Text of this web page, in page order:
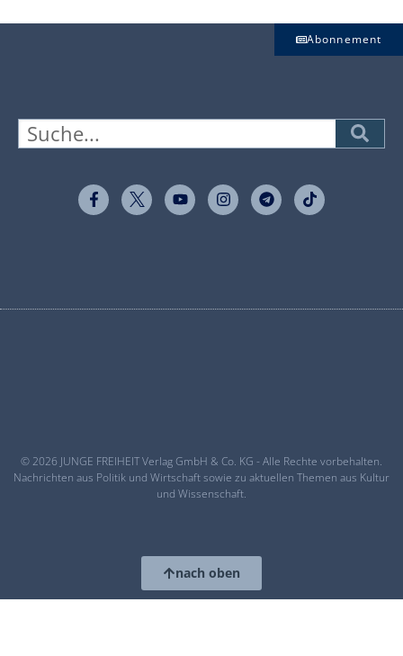
Abonnement
© 2026 JUNGE FREIHEIT Verlag GmbH & Co. KG - Alle Rechte vorbehalten.
Nachrichten aus Politik und Wirtschaft sowie zu aktuellen Themen aus Kultur
und Wissenschaft.
nach oben